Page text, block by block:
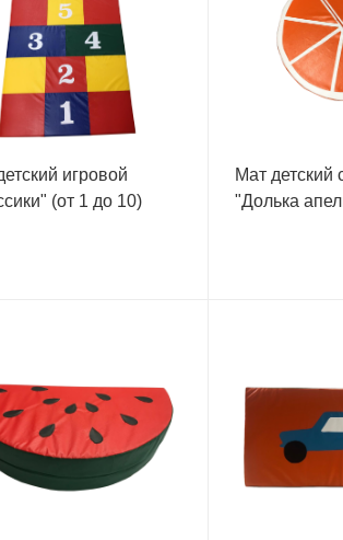
игровой
(от 1 до 10)
Мат детский
"Долька